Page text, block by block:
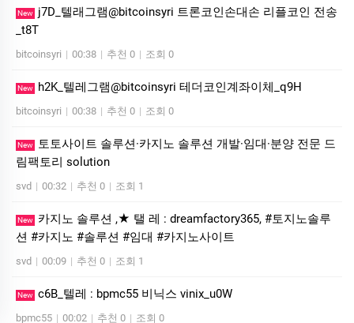
New
j7D_텔래그램@bitcoinsyri 트론코인손대손 리플코인 전송
_t8T
bitcoinsyri | 00:38 | 추천 0 | 조회 0
New h2K_텔레그램@bitcoinsyri 테더코인계좌이체_q9H
bitcoinsyri | 00:38 | 추천 0 | 조회 0
New
토토사이트 솔루션·카지노 솔루션 개발·임대·분양 전문 드
림팩토리 solution
svd | 00:32 | 추천 0 | 조회 1
New
카지노 솔루션 ,★ 탤 레 : dreamfactory365, #토지노솔루
션 #카지노 #솔루션 #임대 #카지노사이트
svd | 00:09 | 추천 0 | 조회 1
New c6B_텔레 : bpmc55 비닉스 vinix_u0W
bpmc55 | 00:02 | 추천 0 | 조회 0